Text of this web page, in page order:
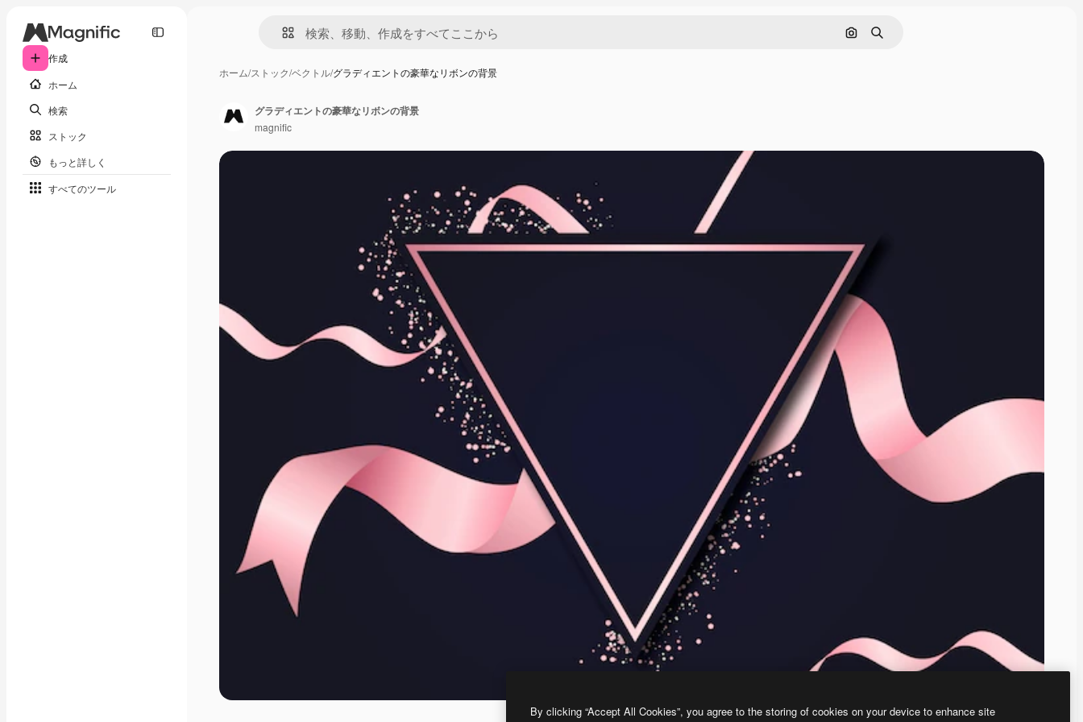
作成
ホーム
検索
ストック
もっと詳しく
すべてのツール
画像で検索
検索
ホーム/ストック/ベクトル/グラディエントの豪華なリボンの背景
グラディエントの豪華なリボンの背景
magnific
By clicking “Accept All Cookies”, you agree to the storing of cookies on your device to enhance site